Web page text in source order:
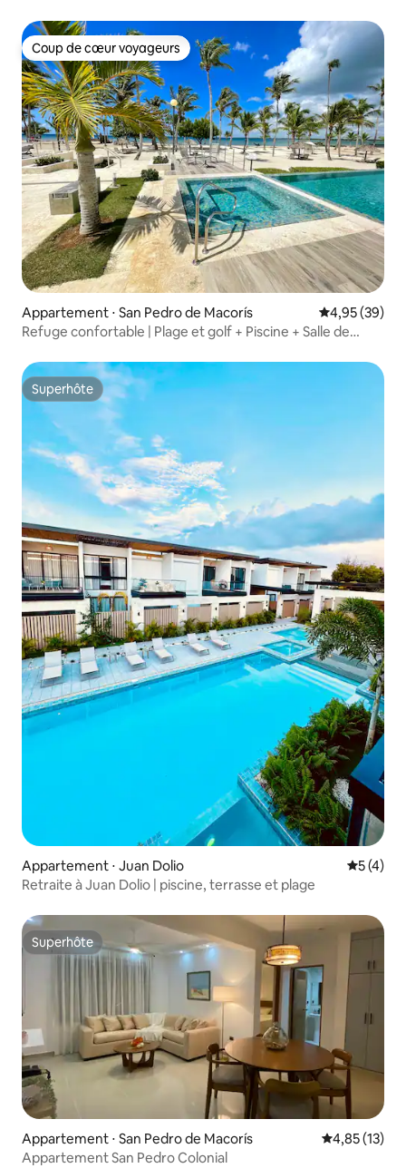
Coup de cœur voyageurs
Coup de cœur voyageurs
Appartement ⋅ San Pedro de Macorís Évaluation
4,95 (39)
Refuge confortable | Plage et golf + Piscine + Salle de
Superhôte
Superhôte
Appartement ⋅ Juan Dolio
5 (4)
Retraite à Juan Dolio | piscine, terrasse et plage
Superhôte
Superhôte
Appartement ⋅ San Pedro de Macorís Évaluation
4,85 (13)
Appartement San Pedro Colonial